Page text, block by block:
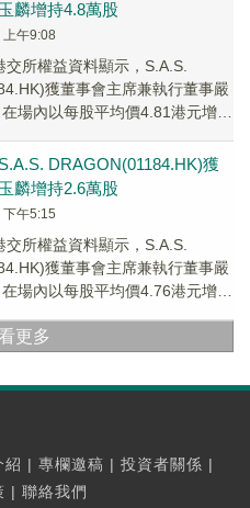
麟增持4.8萬股
午9:08
交所權益資料顯示，S.A.S.
獲董事會主席兼執行董事嚴
場內以每股平均價4.81港元增持
DRAGON(01184.HK)獲
麟增持2.6萬股
午5:15
交所權益資料顯示，S.A.S.
獲董事會主席兼執行董事嚴
場內以每股平均價4.76港元增持
更多
紹 | 專欄邀稿 | 投資者關係 |
| 聯絡我們